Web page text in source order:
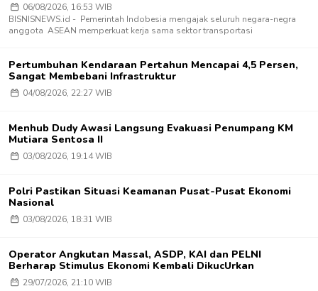
06/08/2026, 16:53 WIB
BISNISNEWS.id - Pemerintah Indobesia mengajak seluruh negara-negra
anggota ASEAN memperkuat kerja sama sektor transportasi
Pertumbuhan Kendaraan Pertahun Mencapai 4,5 Persen,
Sangat Membebani Infrastruktur
04/08/2026, 22:27 WIB
Menhub Dudy Awasi Langsung Evakuasi Penumpang KM
Mutiara Sentosa II
03/08/2026, 19:14 WIB
Polri Pastikan Situasi Keamanan Pusat-Pusat Ekonomi
Nasional
03/08/2026, 18:31 WIB
Operator Angkutan Massal, ASDP, KAI dan PELNI
Berharap Stimulus Ekonomi Kembali DikucUrkan
29/07/2026, 21:10 WIB